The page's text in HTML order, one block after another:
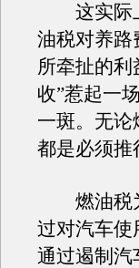
这实际上
油税对养路
所牵扯的
收”惹起一
一斑。无
都是必须推
燃油税为
过对汽车使
通过遏制汽